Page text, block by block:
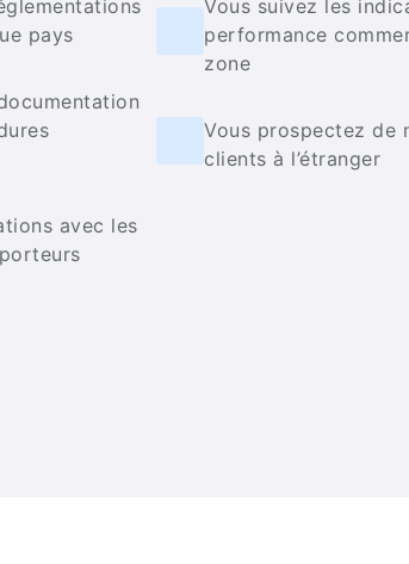
pays
avec les
Vous suivez les
performance
zone
Vous prospectez de
clients à l’étranger